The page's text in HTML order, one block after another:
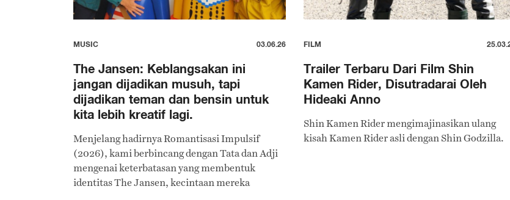
MUSIC 03.06.26
The Jansen: Keblangsakan ini
jangan dijadikan musuh, tapi
dijadikan teman dan bensin untuk
kita lebih kreatif lagi.
Menjelang hadirnya Romantisasi Impulsif
(2026), kami berbincang dengan Tata dan Adji
mengenai keterbatasan yang membentuk
identitas The Jansen, kecintaan mereka
FILM
Trailer Terbaru Dari Film Shin
Kamen Rider, Disutradarai Oleh
Hideaki Anno
Shin Kamen Rider mengimajinasikan ulang
kisah Kamen Rider asli dengan Shin Godzilla.